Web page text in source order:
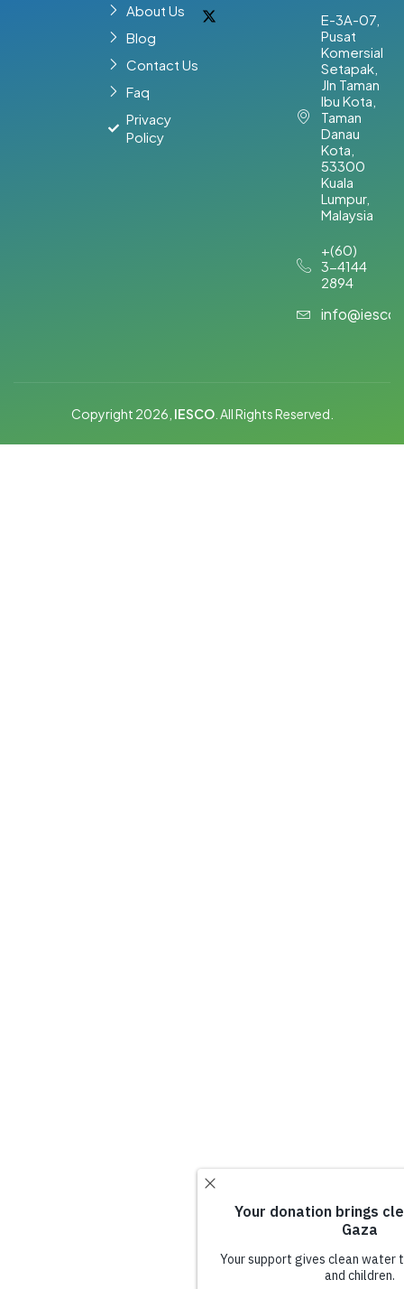
About Us
Blog
Contact Us
Faq
Privacy
Policy
E-3A-07,
Pusat
Komersial
Setapak,
Jln Taman
Ibu Kota,
Taman
Danau
Kota,
53300
Kuala
Lumpur,
Malaysia​
+(60)
3-4144
2894
Copyright 2026, IESCO. All Rights Reserved.